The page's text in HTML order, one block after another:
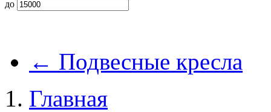
до
← Подвесные кресла
Главная